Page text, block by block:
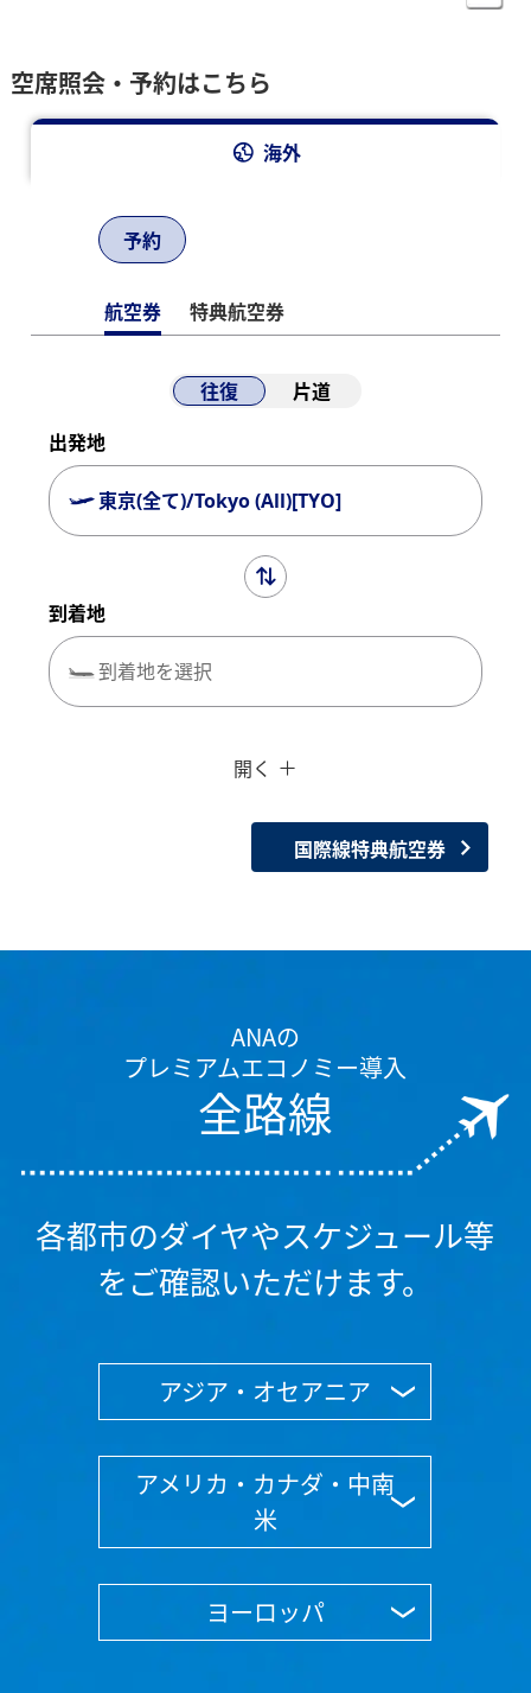
空席照会・予約はこちら
海外
予約
航空券 特典航空券
往復
片道
出発地
東京(全て)/Tokyo (All)[TYO]
到着地
到着地を選択
日付を選択
経由地および乗り継ぎ所要時間を追加する
復路出発日および時間帯
日付を選択
時間帯指定なし
1人
プロモーションコードについて
前後3日の運賃を検索
往復で異なるクラスで検索
開く
国際線特典航空券
ANAの
プレミアムエコノミー導入
全路線
各都市のダイヤやスケジュール等
をご確認いただけます。
アジア・オセアニア
アメリカ・カナダ・中南
米
ヨーロッパ